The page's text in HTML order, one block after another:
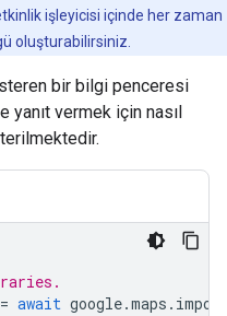
işleyicisi içinde her zaman
oluşturabilirsiniz.
bir bilgi penceresi
yanıt vermek için nasıl
= await google.maps .